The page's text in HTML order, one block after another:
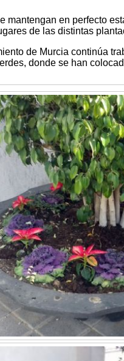
mantengan en perfecto
de las distintas
de Murcia continúa
donde se han